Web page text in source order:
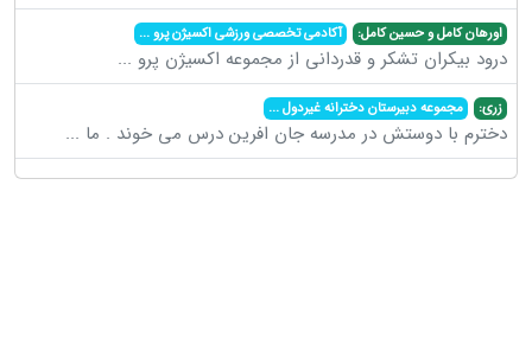
اورهان کامل و حسین کامل: آکادمی تخصصی ورزشی اکسیژن پرو...
درود بیکران تشکر و قدردانی از مجموعه اکسیژن پرو ...
زری: مجموعه دبیرستان دخترانه غیردول...
دخترم با دوستش در مدرسه جان افرین درس می خوند . ما ...